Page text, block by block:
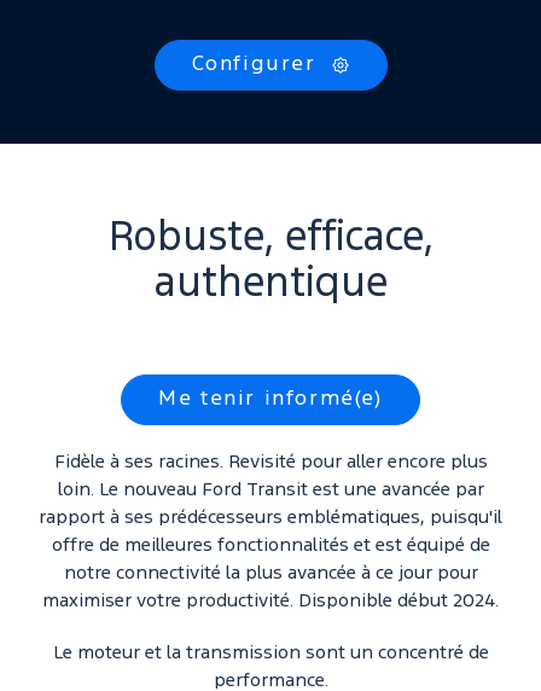
Configurer
Robuste, efficace,
authentique
Me tenir informé(e)
Fidèle à ses racines. Revisité pour aller encore plus
loin. Le nouveau Ford Transit est une avancée par
rapport à ses prédécesseurs emblématiques, puisqu'il
offre de meilleures fonctionnalités et est équipé de
notre connectivité la plus avancée à ce jour pour
maximiser votre productivité. Disponible début 2024.
Le moteur et la transmission sont un concentré de
performance.